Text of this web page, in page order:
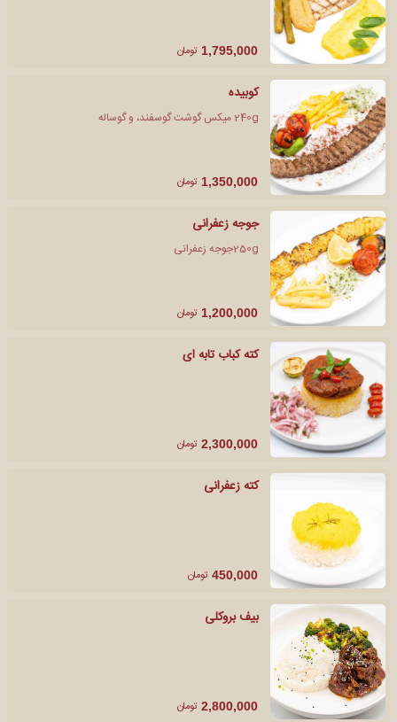
1,795,000 تومان
کوبیده
240g میکس گوشت گوسفند، و گوساله
1,350,000 تومان
جوجه زعفرانی
250gجوجه زعفرانی
1,200,000 تومان
کته کباب تابه ای
2,300,000 تومان
کته زعفرانی
450,000 تومان
بیف بروکلی
2,800,000 تومان